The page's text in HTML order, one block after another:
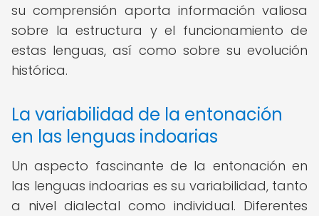
su comprensión aporta información valiosa
sobre la estructura y el funcionamiento de
estas lenguas, así como sobre su evolución
histórica.
La variabilidad de la entonación
en las lenguas indoarias
Un aspecto fascinante de la entonación en
las lenguas indoarias es su variabilidad, tanto
a nivel dialectal como individual. Diferentes